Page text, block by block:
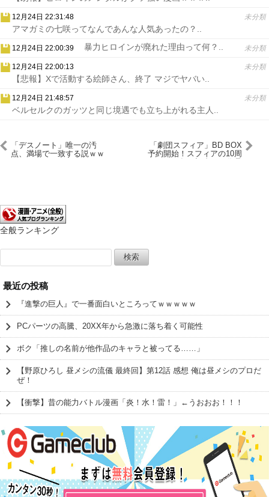
12月24日 22:31:48 未分類
アマガミの七咲ってなんであんな人気あったの？..
12月24日 22:00:39 未分類
暴力ヒロインが廃れた理由って何？..
12月24日 22:00:13 未分類
【悲報】Xで活動する絵師さん、終了 マジでヤバい..
12月24日 21:48:57 未分類
ベルセルクのガッツと同じ境遇でも立ち上がれる主人..
「デスノート」唯一の汚
点、満場で一致する説ｗｗ
「劇団スフィア」BD BOX
予約開始！スフィアの10周
全般ランキング
索:
最近の投稿
『進撃の巨人』で一番面白いところってｗｗｗｗｗ
PCパーツの高騰、20XX年から急激に落ち着く可能性
ボク「推しの名前が他作品のキャラと被ってる……」
【野原ひろし 昼メシの流儀 最終回】第12話 感想 俺は昼メシのプロだ
ぜ！
【衝撃】昔の能力バトル漫画「炎！水！雷！」←うおおお！！！